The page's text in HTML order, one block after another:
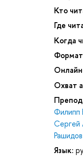
Кто
Где
Когда
Формат
Охват
Филипп
Сергей
Язык: